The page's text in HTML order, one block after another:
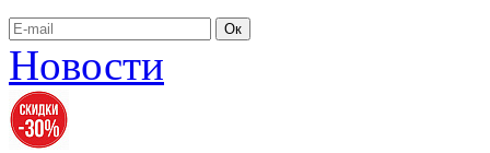
Ок
Новости